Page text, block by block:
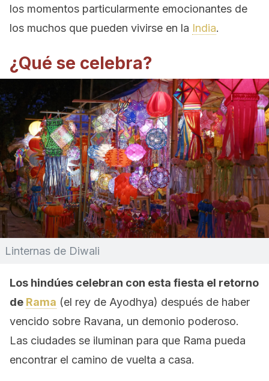
los momentos particularmente emocionantes de
los muchos que pueden vivirse en la India.
¿Qué se celebra?
Linternas de Diwali
Los hindúes celebran con esta fiesta el retorno
de Rama (el rey de Ayodhya) después de haber
vencido sobre Ravana, un demonio poderoso.
Las ciudades se iluminan para que Rama pueda
encontrar el camino de vuelta a casa.